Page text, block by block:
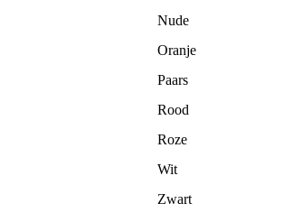
Nude
Oranje
Paars
Rood
Roze
Wit
Zwart